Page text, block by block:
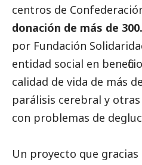
centros de
donación de más de
por Fundación
entidad social en
calidad de vida de más
parálisis cerebral y otras
con problemas de
Un proyecto que